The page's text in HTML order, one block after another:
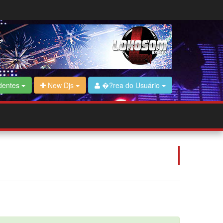
New Djs �?rea do Usuário